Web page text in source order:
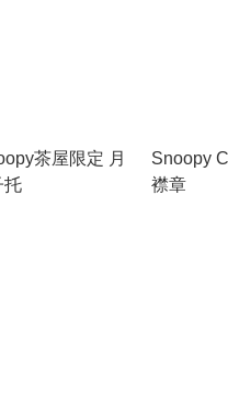
茶屋限定 月
托
Snoopy
襟章